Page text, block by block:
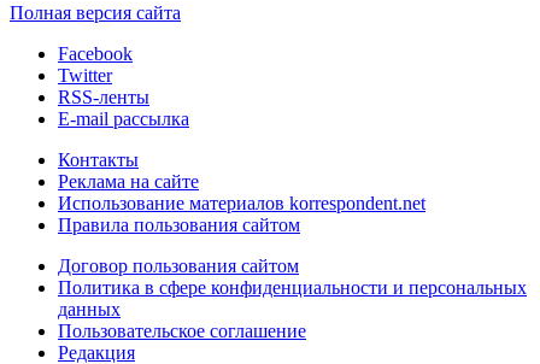
Полная версия сайта
Facebook
Twitter
RSS-ленты
E-mail рассылка
Контакты
Реклама на сайте
Использование материалов korrespondent.net
Правила пользования сайтом
Договор пользования сайтом
Политика в сфере конфиденциальности и персональных
данных
Пользовательское соглашение
Редакция